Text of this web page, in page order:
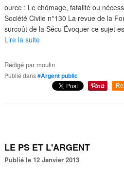
ource : Le chômage, fatalité ou
Société Civile n°130 La revue de la
surcoût de la Sécu Évoquer ce sujet
Lire la suite
Rédigé par moulin
Publié dans#Argent public
LE PS ET L'ARGENT
Publié le 12 Janvier 2013